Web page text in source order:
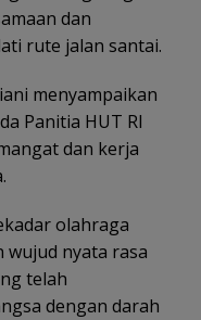
dan
rute jalan santai.
menyampaikan
Panitia HUT RI
dan kerja
olahraga
wujud nyata rasa
telah
dengan darah